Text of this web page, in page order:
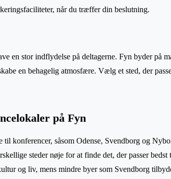
når du træffer din beslutning.
en stor indflydelse på deltagerne. Fyn byder på
en behagelig atmosfære. Vælg et sted, der
på Fyn
konferencer, såsom Odense, Svendborg og
steder nøje for at finde det, der passer bedst
og liv, mens mindre byer som Svendborg